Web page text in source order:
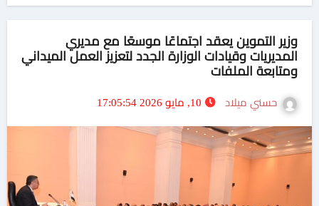
وزير التموين يعقد اجتماعًا موسعًا مع مديري
المديريات وقيادات الوزارة الجدد لتعزيز العمل الميداني
ومتابعة الملفات
حسني ميلاد